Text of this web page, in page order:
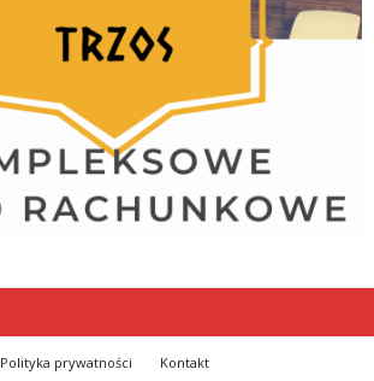
Polityka prywatności Kontakt